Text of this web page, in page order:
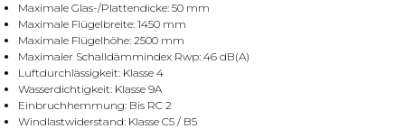
Maximale Glas-/Plattendicke: 50 mm
Maximale Flügelbreite: 1450 mm
Maximale Flügelhöhe: 2500 mm
Maximaler Schalldämmindex Rwp: 46 dB(A)
Luftdurchlässigkeit: Klasse 4
Wasserdichtigkeit: Klasse 9A
Einbruchhemmung: Bis RC 2
Windlastwiderstand: Klasse C5 / B5